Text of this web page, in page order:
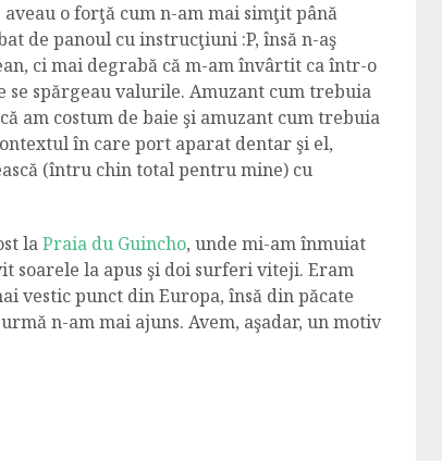
o forţă cum n-am mai simţit până
de panoul cu instrucţiuni :P, însă n-aş
ci mai degrabă că m-am învârtit ca într-o
se spărgeau valurile. Amuzant cum trebuia
am costum de baie şi amuzant cum trebuia
în care port aparat dentar şi el,
(întru chin total pentru mine) cu
laPraia du Guincho, unde mi-am înmuiat
soarele la apus şi doi surferi viteji. Eram
vestic punct din Europa, însă din păcate
n-am mai ajuns. Avem, aşadar, un motiv